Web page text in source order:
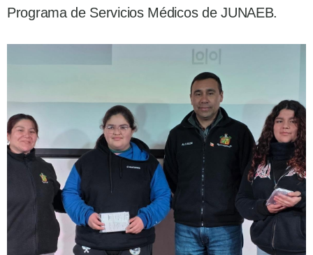
Programa de Servicios Médicos de JUNAEB.